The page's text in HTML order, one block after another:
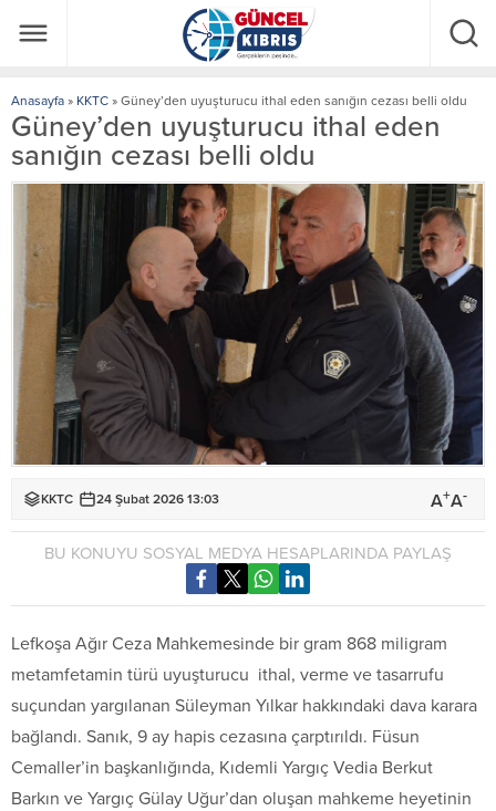
Anasayfa » KKTC » Güney’den uyuşturucu ithal eden sanığın cezası belli oldu
Güney’den uyuşturucu ithal eden
sanığın cezası belli oldu
KKTC 24 Şubat 2026 13:03 A+A-
BU KONUYU SOSYAL MEDYA HESAPLARINDA PAYLAŞ
Lefkoşa Ağır Ceza Mahkemesinde bir gram 868 miligram
metamfetamin türü uyuşturucu ithal, verme ve tasarrufu
suçundan yargılanan Süleyman Yılkar hakkındaki dava karara
bağlandı. Sanık, 9 ay hapis cezasına çarptırıldı. Füsun
Cemaller’in başkanlığında, Kıdemli Yargıç Vedia Berkut
Barkın ve Yargıç Gülay Uğur’dan oluşan mahkeme heyetinin